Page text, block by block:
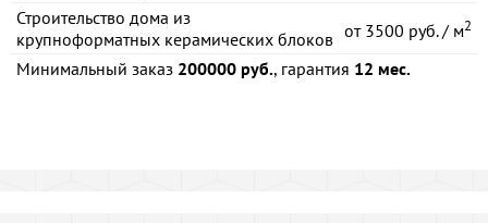
Строительство дома из
крупноформатных керамических блоков от3500 руб. / м2
Минимальный заказ 200000 руб., гарантия 12 мес.